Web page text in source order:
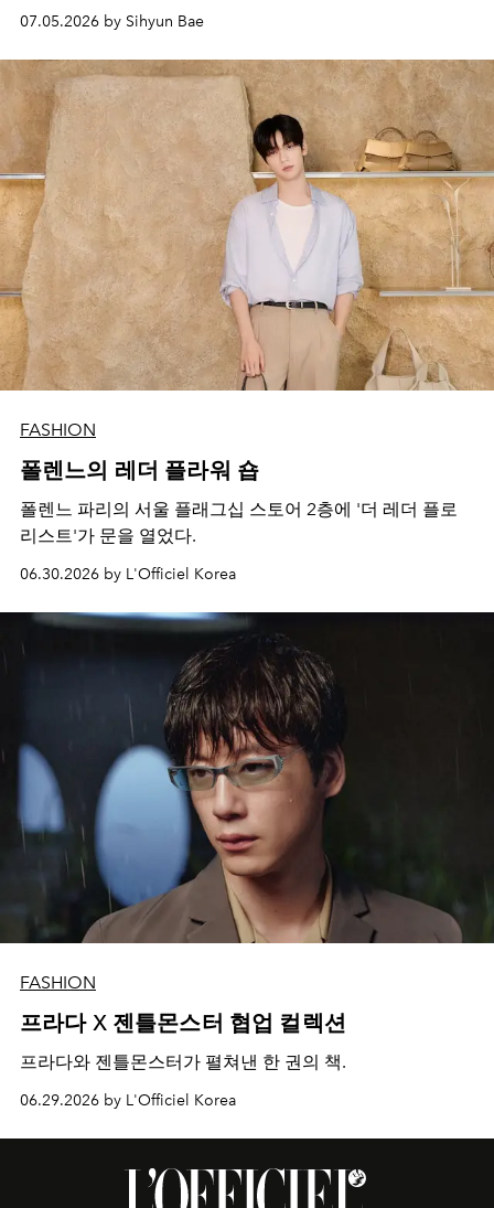
07.05.2026 by Sihyun Bae
FASHION
폴렌느의 레더 플라워 숍
폴렌느 파리의 서울 플래그십 스토어 2층에 '더 레더 플로
리스트'가 문을 열었다.
06.30.2026 by L'Officiel Korea
FASHION
프라다 X 젠틀몬스터 협업 컬렉션
프라다와 젠틀몬스터가 펼쳐낸 한 권의 책.
06.29.2026 by L'Officiel Korea